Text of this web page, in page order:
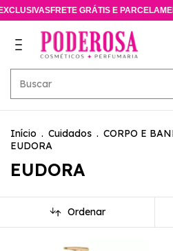
GRÁTIS E PARCELAMENTO SEM
Início . Cuidados . CORPO E
EUDORA
EUDORA
Ordenar